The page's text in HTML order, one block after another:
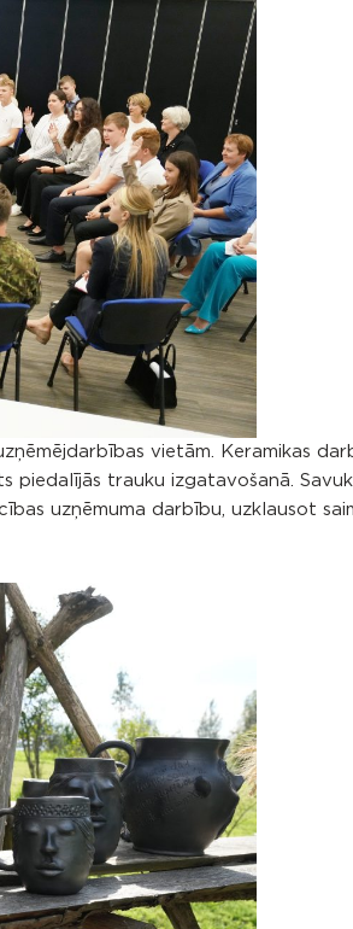
vietām. Keramikas
piedalījās trauku izgatavošanā.
uzņēmuma darbību, uzklausot